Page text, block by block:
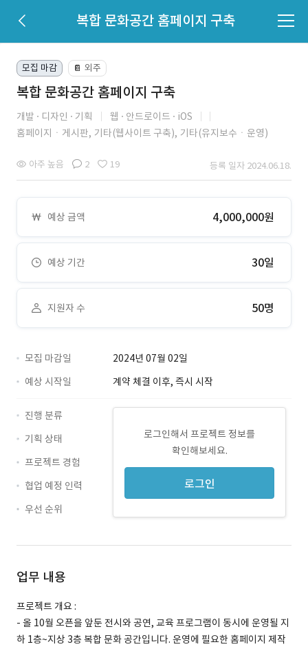
복합 문화공간 홈페이지 구축
모집 마감 📔 외주
복합 문화공간 홈페이지 구축
개발 디자인 기획 웹 안드로이드
iOS
홈페이지ㆍ게시판, 기타(웹사이트 구축), 기타(유지보수ㆍ운영)
아주 높음 2 19 등록 일자 2024.06.18.
예상 금액 4,000,000원
예상 기간 30일
지원자 수 50명
모집 마감일
2024년 07월 02일
예상 시작일
계약 체결 이후, 즉시 시작
로그인해서 프로젝트 정보를
확인해보세요.
로그인
진행 분류
기획 상태
프로젝트 경험
협업 예정 인력
우선 순위
업무 내용
프로젝트 개요 :
- 올 10월 오픈을 앞둔 전시와 공연, 교육 프로그램이 동시에 운영될 지
하 1층~지상 3층 복합 문화 공간입니다. 운영에 필요한 홈페이지 제작